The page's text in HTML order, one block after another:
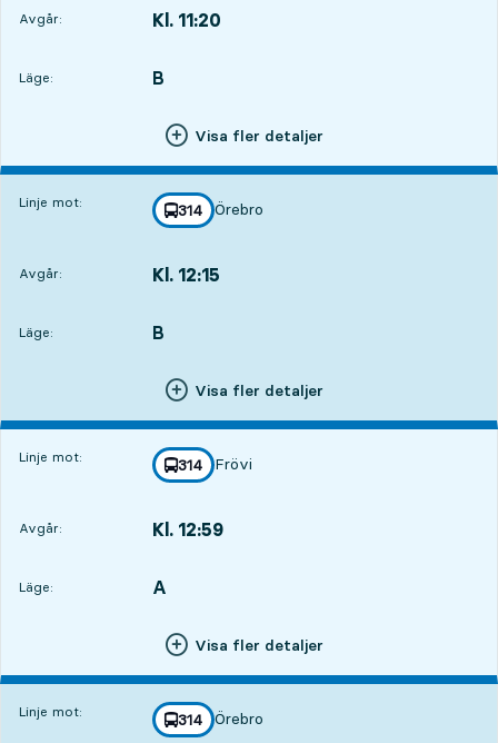
Avgår: Kl. 11:20
Läge:
LÄGE, B
,
Visa fler detaljer
Linje mot: linje
314
mot
Örebro
,
Avgår: Kl. 12:15
Läge:
LÄGE, B
,
Visa fler detaljer
Linje mot: linje
314
mot
Frövi
,
Avgår: Kl. 12:59
Läge:
LÄGE, A
,
Visa fler detaljer
Linje mot: linje
314
mot
Örebro
,